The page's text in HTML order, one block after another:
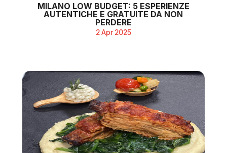
MILANO LOW BUDGET: 5 ESPERIENZE
AUTENTICHE E GRATUITE DA NON
PERDERE
2 Apr 2025